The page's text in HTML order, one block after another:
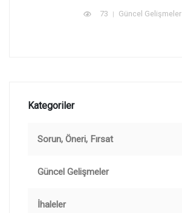
73 Güncel Gelişmeler
Kategoriler
Sorun, Öneri, Fırsat
Güncel Gelişmeler
İhaleler